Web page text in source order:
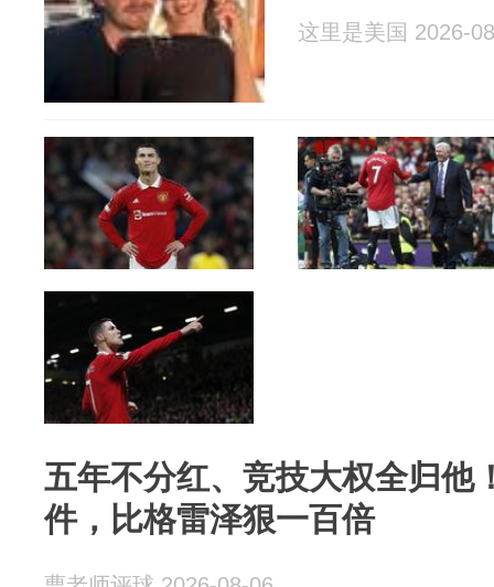
这里是美国 2026-
五年不分红、竞技大权全归他
件，比格雷泽狠一百倍